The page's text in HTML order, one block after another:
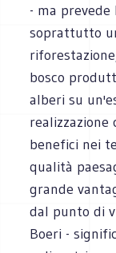
- ma
soprattutto
bosco
alberi su
benefici nei
qualità
grande
dal punto di
Boeri -